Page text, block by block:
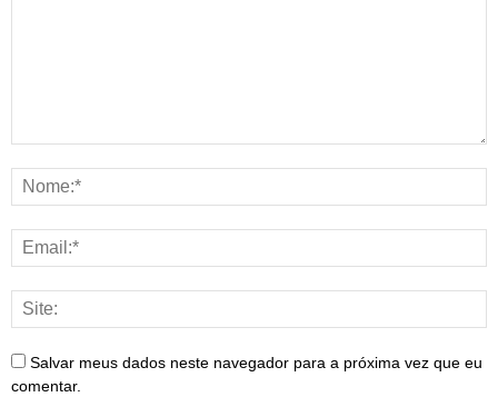
Salvar meus dados neste navegador para a próxima vez que eu
comentar.